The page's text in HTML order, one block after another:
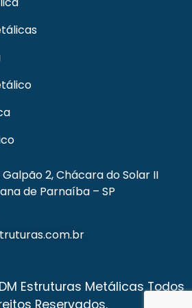
montagem de estruturas
estrutura metálica
metálica
telhado residencial
com isolamento
metálica
metálica
para galpão
metálica
de estrutura
metálica
Galpão 2, Chácara do Solar II
de Parnaíba – SP
Estruturas Metálicas Todos
Reservados.